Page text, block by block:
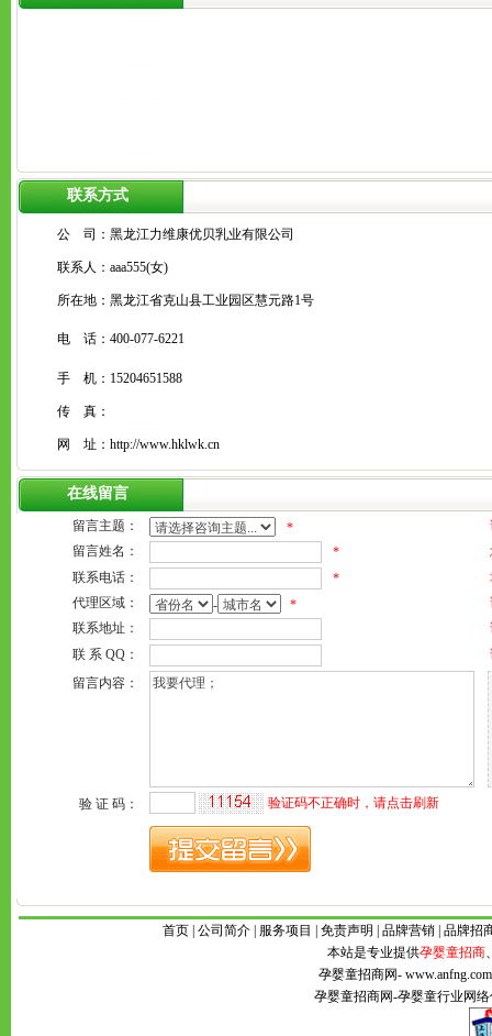
联系方式
公 司： 黑龙江力维康优贝乳业有限公司
联系人： aaa555(女)
所在地： 黑龙江省克山县工业园区慧元路1号
电 话： 400-077-6221
手 机： 15204651588
传 真：
网 址： http://www.hklwk.cn
在线留言
首页 公司简介 服务项目 免责声明 品牌营销 品牌招
本站是专业提供孕婴童招商
孕婴童招商网-
孕婴童招商网-孕婴童行业网